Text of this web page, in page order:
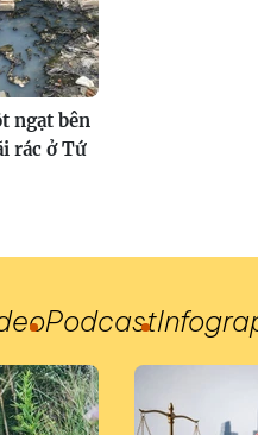
ngạt bên
rác ở Tứ
Podcast